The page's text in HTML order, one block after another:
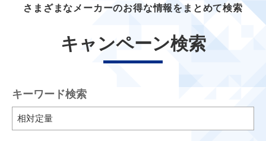
さまざまなメーカーのお得な情報をまとめて検索
キャンペーン検索
キーワード検索